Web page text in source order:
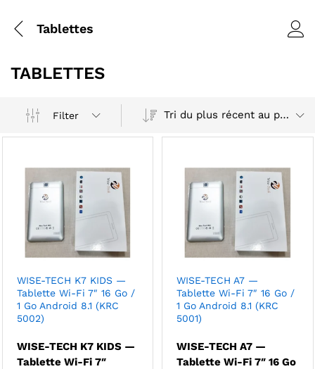
Tablettes
TABLETTES
Filter Tri du plus récent au plus ancien
WISE-TECH K7 KIDS —
Tablette Wi-Fi 7″ 16 Go /
1 Go Android 8.1 (KRC
5002)
WISE-TECH K7 KIDS —
Tablette Wi-Fi 7″
WISE-TECH A7 —
Tablette Wi-Fi 7″ 16 Go /
1 Go Android 8.1 (KRC
5001)
WISE-TECH A7 —
Tablette Wi-Fi 7″ 16 Go